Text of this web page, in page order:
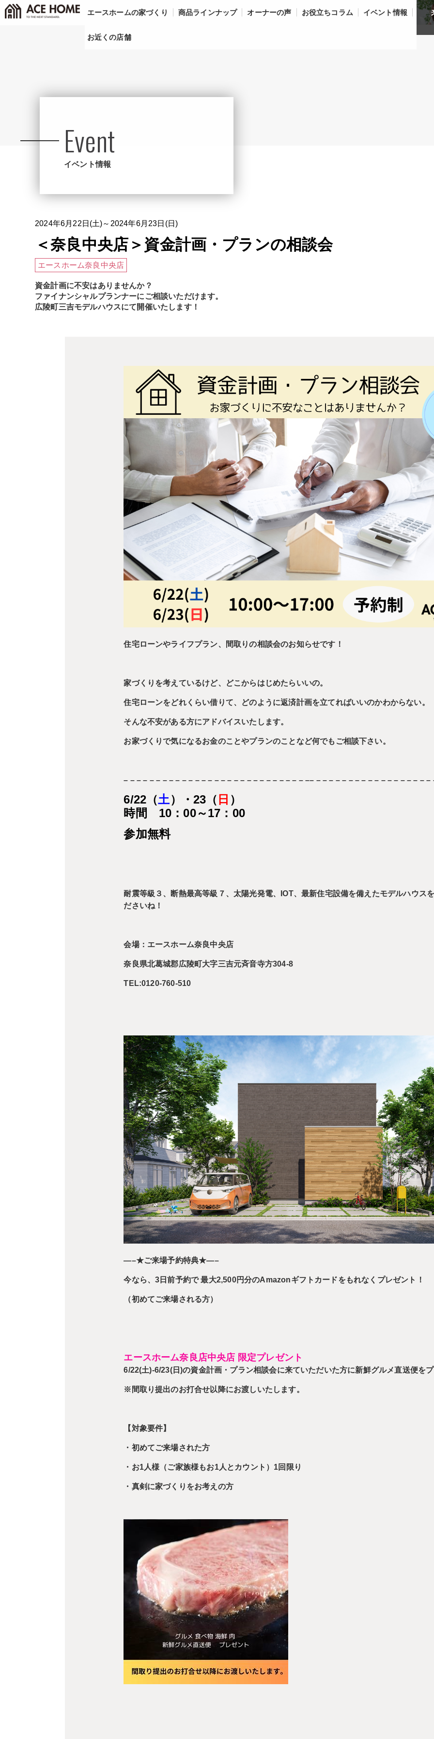
エースホームの家づくり 商品ラインナップ オーナーの声 お役立ちコラム イベント情報
お近くの店舗
Event
イベント情報
2024年6月22日(土)～2024年6月23日(日)
＜奈良中央店＞資金計画・プランの相談会
エースホーム奈良中央店
資金計画に不安はありませんか？
ファイナンシャルプランナーにご相談いただけます。
広陵町三吉モデルハウスにて開催いたします！
住宅ローンやライフプラン、間取りの相談会のお知らせです！
家づくりを考えているけど、どこからはじめたらいいの。
住宅ローンをどれくらい借りて、どのように返済計画を立てればいいのかわからない。
そんな不安がある方にアドバイスいたします。
お家づくりで気になるお金のことやプランのことなど何でもご相談下さい。
– – – – – – – – – – – – – – – – – – – – – – – – – – – – –– – – – – – – – – – – – – – – – – –
6/22（土）・23（ 日 ）
時間 10：00～17：00
参加無料
耐震等級３、断熱最高等級７、太陽光発電、IOT、最新住宅設備を備えたモデルハウス
ださいね！
会場：エースホーム奈良中央店
奈良県北葛城郡広陵町大字三吉元斉音寺方304-8
TEL:0120-760-510
—–★ご来場予約特典★—–
今なら、3日前予約で 最大2,500円分のAmazonギフトカードをもれなくプレゼント！
（初めてご来場される方）
エースホーム奈良店中央店 限定プレゼント
6/22(土)-6/23(日)の資金計画・プラン相談会に来ていただいた方に新鮮グルメ直送便を
※間取り提出のお打合せ以降にお渡しいたします。
【対象要件】
・初めてご来場された方
・お1人様（ご家族様もお1人とカウント）1回限り
・真剣に家づくりをお考えの方